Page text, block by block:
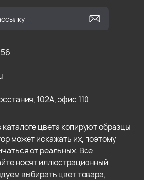
102А, офис 110
цвета копируют образцы
может искажать их, поэтому
от реальных. Все
носят иллюстрационный
выбирать цвет товара,